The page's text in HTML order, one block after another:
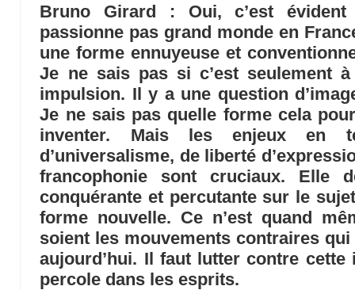
Bruno Girard : Oui, c’est
passionne pas grand monde en
une forme ennuyeuse et
Je ne sais pas si c’est seulement
impulsion. Il y a une question
Je ne sais pas quelle forme cela
inventer. Mais les enjeux en
d’universalisme, de liberté
francophonie sont cruciaux. Elle
conquérante et percutante sur le
forme nouvelle. Ce n’est quand
soient les mouvements contraires
aujourd’hui. Il faut lutter contre cette
percole dans les esprits.